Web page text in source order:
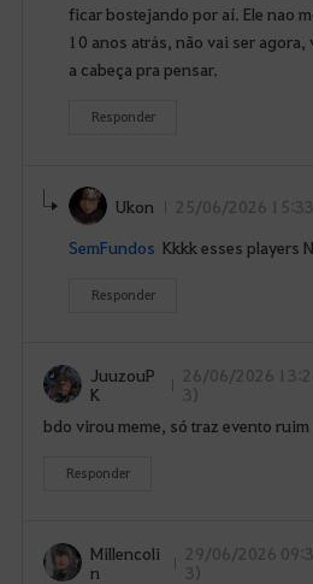
ficar bostejando por aí. Ele nao
10 anos atrás, não vai ser
a cabeça pra pensar.
Responder
Ukon 25/06/2026
SemFundos Kkkk esses players
Responder
JuuzouP
K
26/06/2026
3)
bdo virou meme, só traz evento ruim
Responder
Millencoli
n
29/06/2026
3)